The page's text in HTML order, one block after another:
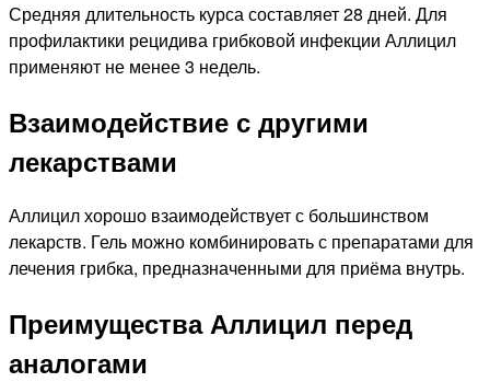
Средняя длительность курса составляет 28 дней. Для
профилактики рецидива грибковой инфекции Аллицил
применяют не менее 3 недель.
Взаимодействие с другими
лекарствами
Аллицил хорошо взаимодействует с большинством
лекарств. Гель можно комбинировать с препаратами для
лечения грибка, предназначенными для приёма внутрь.
Преимущества Аллицил перед
аналогами